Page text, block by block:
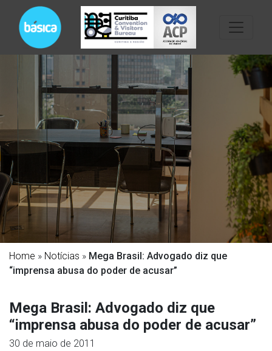
Home » Notícias » Mega Brasil: Advogado diz que
“imprensa abusa do poder de acusar”
Mega Brasil: Advogado diz que
“imprensa abusa do poder de acusar”
30 de maio de 2011